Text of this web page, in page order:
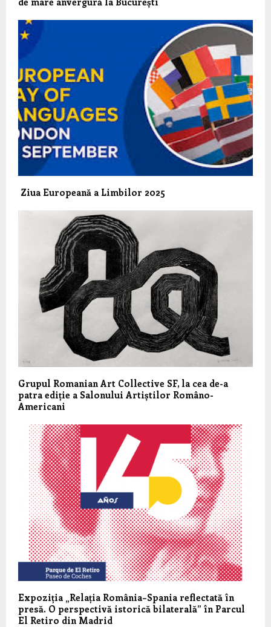
Ziua Europeană a Limbilor 2025
Grupul Romanian Art Collective SF, la cea de-a
patra ediție a Salonului Artiștilor Româno-
Americani
Expoziția „Relația România–Spania reflectată în
presă. O perspectivă istorică bilaterală” în Parcul
El Retiro din Madrid